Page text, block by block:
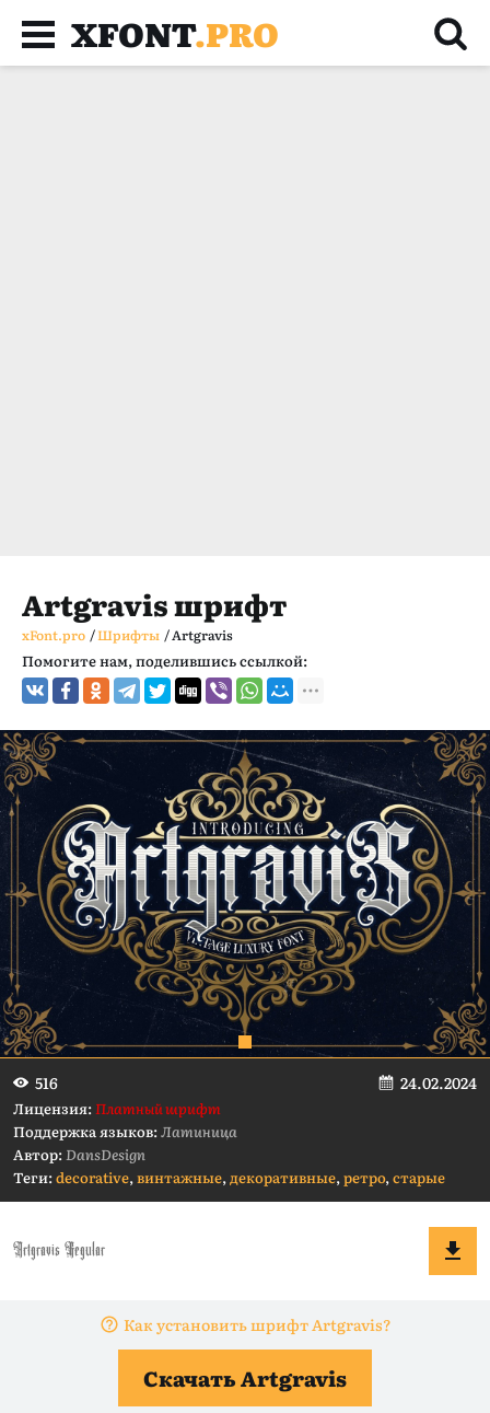
XFONT.PRO
Artgravis шрифт
xFont.pro /Шрифты /Artgravis
Помогите нам, поделившись ссылкой:
516 24.02.2024
Лицензия: Платный шрифт
Поддержка языков:Латиница
Автор: DansDesign
Теги:decorative, винтажные, декоративные, ретро, старые
Как установить шрифт Artgravis?
Скачать Artgravis